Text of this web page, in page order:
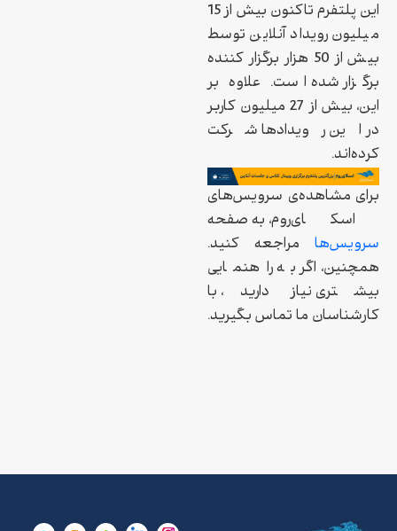
این پلتفرم تاکنون بیش از 15
میلیون رویداد آنلاین توسط
بیش از 50 هزار برگزار کننده
برگزار شده است. علاوه بر
این، بیش از 27 میلیون کاربر
در این رویدادها شرکت‌
کرده‌اند.
برای مشاهده‌‌ی سرویس‌های
اسکای‌روم، به صفحه‌
سرویس‌ها مراجعه کنید.
همچنین، اگر به راهنمایی
بیشتری نیاز دارید، با
کارشناسان ما تماس بگیرید.